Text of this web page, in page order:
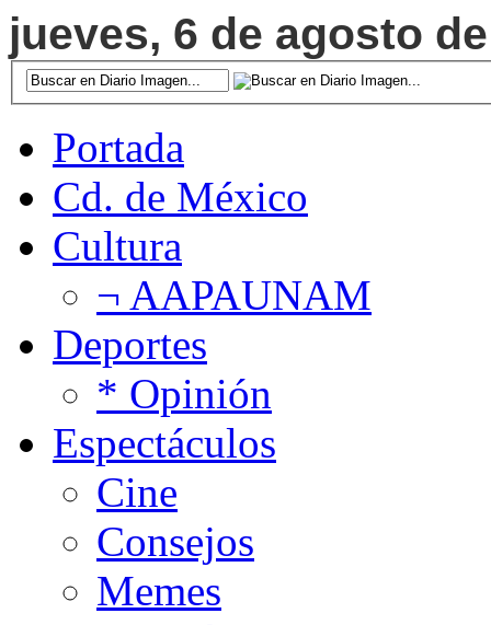
jueves, 6 de agosto
Portada
Cd. de México
Cultura
¬ AAPAUNAM
Deportes
* Opinión
Espectáculos
Cine
Consejos
Memes